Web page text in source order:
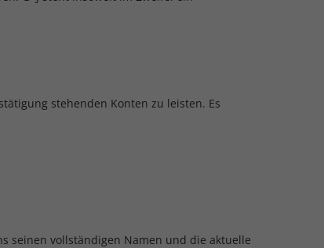
stehenden Konten zu leisten. Es
seinen vollständigen Namen und die aktuelle